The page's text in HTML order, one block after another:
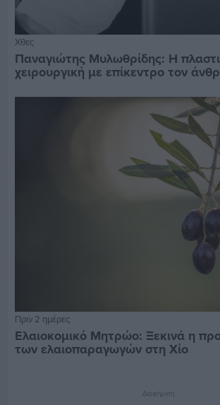
Χθες
Παναγιώτης Μυλωθρίδης: Η
χειρουργική με επίκεντρο τον
Πριν 2 ημέρες
Ελαιοκομικό Μητρώο: Ξεκινά η
των ελαιοπαραγωγών στη Χίο
Διαφήμιση